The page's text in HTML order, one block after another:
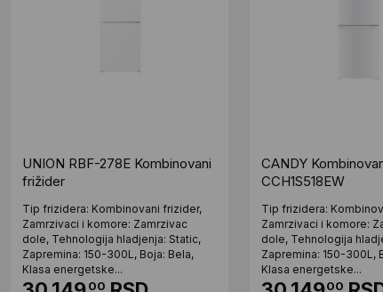
UNION RBF-278E Kombinovani
frižider
Tip frizidera: Kombinovani frizider,
Zamrzivaci i komore: Zamrzivac
dole, Tehnologija hladjenja: Static,
Zapremina: 150-300L, Boja: Bela,
Klasa energetske...
00
CANDY
CCH1S518EW
Tip frizidera:
Zamrzivaci i komore:
dole, Tehnologija
Zapremina: 150-300L,
Klasa energetske...
00